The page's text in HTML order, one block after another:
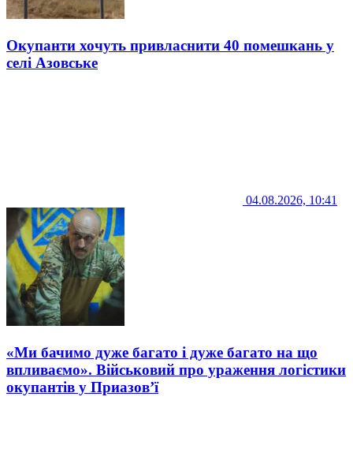
Окупанти хочуть привласнити 40 помешкань у
селі Азовське
04.08.2026, 10:41
«Ми бачимо дуже багато і дуже багато на що
впливаємо». Військовий про ураження логістики
окупантів у Приазов’ї